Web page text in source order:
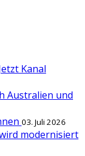
Kanal
Australien und
03. Juli 2026
modernisiert